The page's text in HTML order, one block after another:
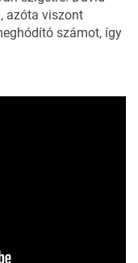
azóta viszont
számot, így